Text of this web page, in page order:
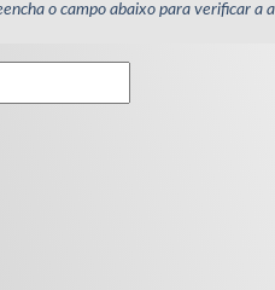
o campo abaixo para verificar a